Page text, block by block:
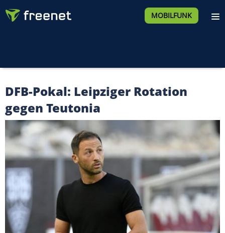
MOBILFUNK
DFB-Pokal: Leipziger Rotation
gegen Teutonia